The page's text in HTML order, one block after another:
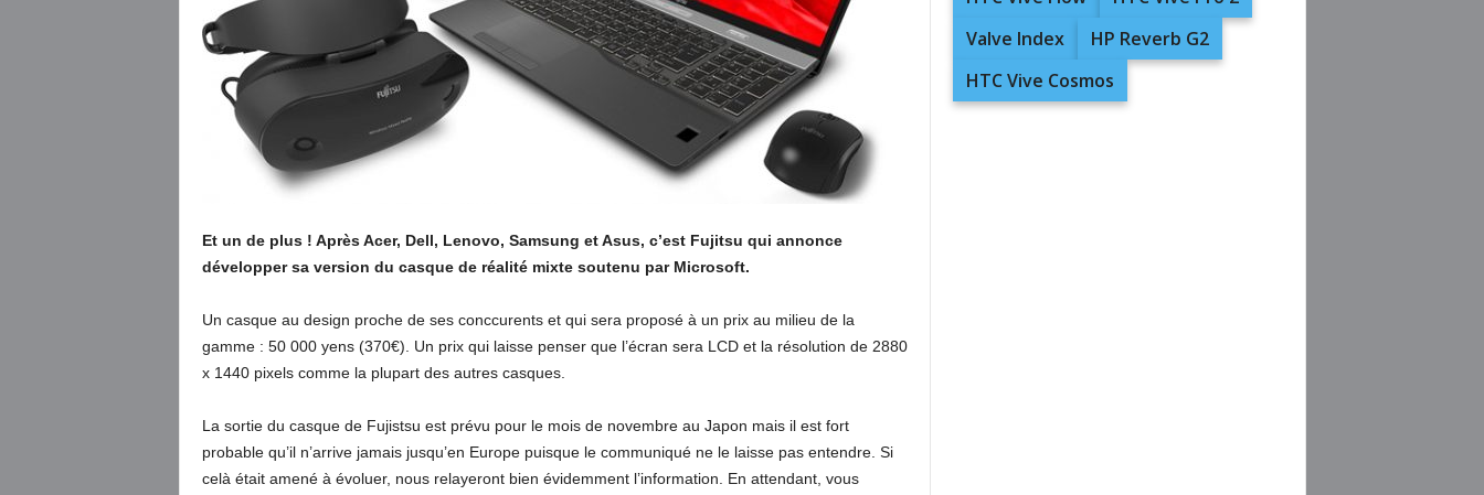
Et un de plus ! Après Acer, Dell, Lenovo, Samsung et Asus, c’est Fujitsu qui annonce
développer sa version du casque de réalité mixte soutenu par Microsoft.
Un casque au design proche de ses conccurents et qui sera proposé à un prix au milieu de la
gamme : 50 000 yens (370€). Un prix qui laisse penser que l’écran sera LCD et la résolution de 2880
x 1440 pixels comme la plupart des autres casques.
La sortie du casque de Fujistsu est prévu pour le mois de novembre au Japon mais il est fort
probable qu’il n’arrive jamais jusqu’en Europe puisque le communiqué ne le laisse pas entendre. Si
celà était amené à évoluer, nous relayeront bien évidemment l’information. En attendant, vous
Valve Index
HP Reverb G2
HTC Vive Cosmos